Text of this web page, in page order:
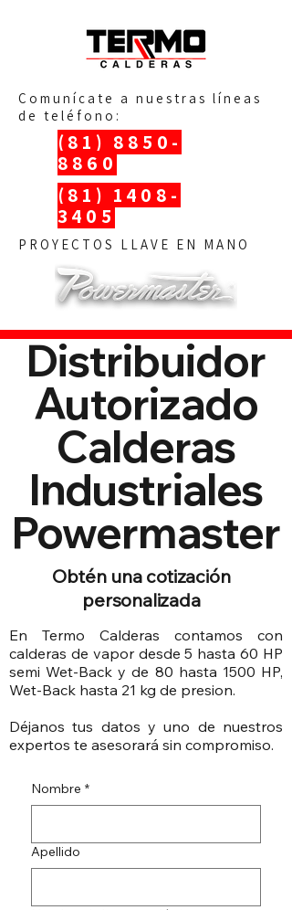
Comunícate a nuestras líneas
de teléfono:
(81) 8850-
8860
(81) 1408-
3405
PROYECTOS LLAVE EN MANO
Distribuidor
Autorizado
Calderas
Industriales
Powermaster
Obtén una cotización
personalizada
En Termo Calderas contamos con
calderas de vapor desde 5 hasta 60 HP
semi Wet-Back y de 80 hasta 1500 HP,
Wet-Back hasta 21 kg de presion.
Déjanos tus datos y uno de nuestros
expertos te asesorará sin compromiso.
Nombre *
Apellido